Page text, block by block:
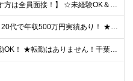
【条件を満たす方は全員面接！】 ☆未経験OK＆同期と出会える複数名募集！お話し好きならすぐご活躍いただけます◎ ◆要普通自動車運転免許（AT限定可） ◆学歴不問 ◆40歳までの方（長期勤続によるキャリ
★賞与年4回！20代で年収500万円実績あり！ ★未経験からでも基本給27万円スタートと、安定した収入を得られる環境です！ 月給27万円～29万円＋各種手当＋賞与年2回（＋業績賞与年2回） ※経験・
★マイカー通勤OK！ ★転勤はありません！千葉＆大阪で積極採用中！ 【千葉】千葉県白井市富塚1番 【大阪】大阪府堺市堺区南半町東1丁目1番10号 ※(変更の範囲)上記を除く当社関連勤務地